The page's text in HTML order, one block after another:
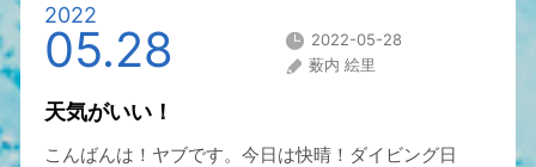
2022
05.28
2022-05-28
薮内 絵里
天気がいい！
こんばんは！ヤブです。今日は快晴！ダイビング日